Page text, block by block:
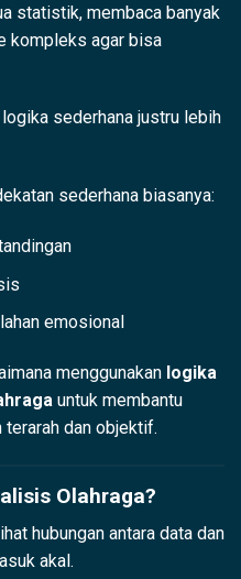
statistik, membaca banyak
kompleks agar bisa
sederhana justru lebih
sederhana biasanya:
emosional
menggunakan logika
untuk membantu
dan objektif.
Olahraga?
hubungan antara data dan
akal.